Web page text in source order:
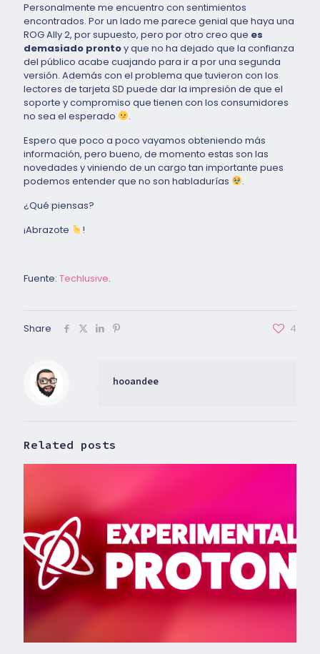
Personalmente me encuentro con sentimientos
encontrados. Por un lado me parece genial que haya una
ROG Ally 2, por supuesto, pero por otro creo que es
demasiado prontoy que no ha dejado que la confianza
del público acabe cuajando para ir a por una segunda
versión. Además con el problema que tuvieron con los
lectores de tarjeta SD puede dar la impresión de que el
soporte y compromiso que tienen con los consumidores
no sea el esperado
.
Espero que poco a poco vayamos obteniendo más
información, pero bueno, de momento estas son las
novedades y viniendo de un cargo tan importante pues
podemos entender que no son habladurías
.
¿Qué piensas?
¡Abrazote
!
Fuente: Techlusive.
Share 4
hooandee
Related posts